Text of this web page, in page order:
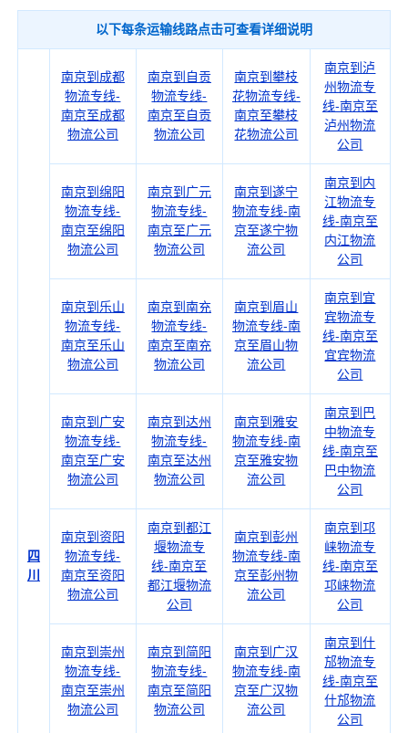
以下每条运输线路点击可查看详细说明
四
川
南京到成都
物流专线-
南京至成都
物流公司
南京到自贡
物流专线-
南京至自贡
物流公司
南京到攀枝
花物流专线-
南京至攀枝
花物流公司
南京到泸
州物流专
线-南京至
泸州物流
公司
南京到绵阳
物流专线-
南京至绵阳
物流公司
南京到广元
物流专线-
南京至广元
物流公司
南京到遂宁
物流专线-南
京至遂宁物
流公司
南京到内
江物流专
线-南京至
内江物流
公司
南京到乐山
物流专线-
南京至乐山
物流公司
南京到南充
物流专线-
南京至南充
物流公司
南京到眉山
物流专线-南
京至眉山物
流公司
南京到宜
宾物流专
线-南京至
宜宾物流
公司
南京到广安
物流专线-
南京至广安
物流公司
南京到达州
物流专线-
南京至达州
物流公司
南京到雅安
物流专线-南
京至雅安物
流公司
南京到巴
中物流专
线-南京至
巴中物流
公司
南京到资阳
物流专线-
南京至资阳
物流公司
南京到都江
堰物流专
线-南京至
都江堰物流
公司
南京到彭州
物流专线-南
京至彭州物
流公司
南京到邛
崃物流专
线-南京至
邛崃物流
公司
南京到崇州
物流专线-
南京至崇州
物流公司
南京到简阳
物流专线-
南京至简阳
物流公司
南京到广汉
物流专线-南
京至广汉物
流公司
南京到什
邡物流专
线-南京至
什邡物流
公司